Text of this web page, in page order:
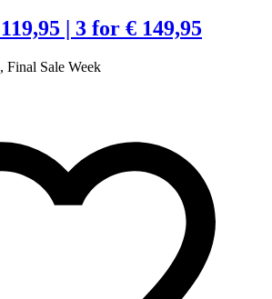
| 3 for € 149,95
Final Sale Week